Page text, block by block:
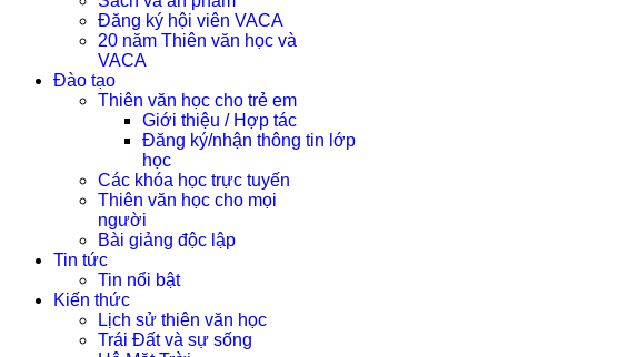
Đăng ký hội viên VACA
20 năm Thiên văn học và
VACA
Đào tạo
Thiên văn học cho trẻ em
Giới thiệu / Hợp tác
Đăng ký/nhận thông tin lớp
học
Các khóa học trực tuyến
Thiên văn học cho mọi
người
Bài giảng độc lập
Tin tức
Tin nổi bật
Kiến thức
Lịch sử thiên văn học
Trái Đất và sự sống